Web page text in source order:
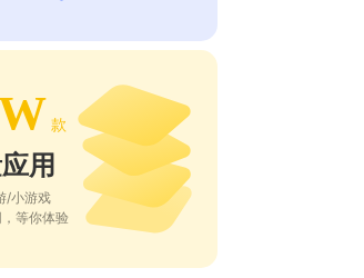
款
用
/小游戏
等你体验